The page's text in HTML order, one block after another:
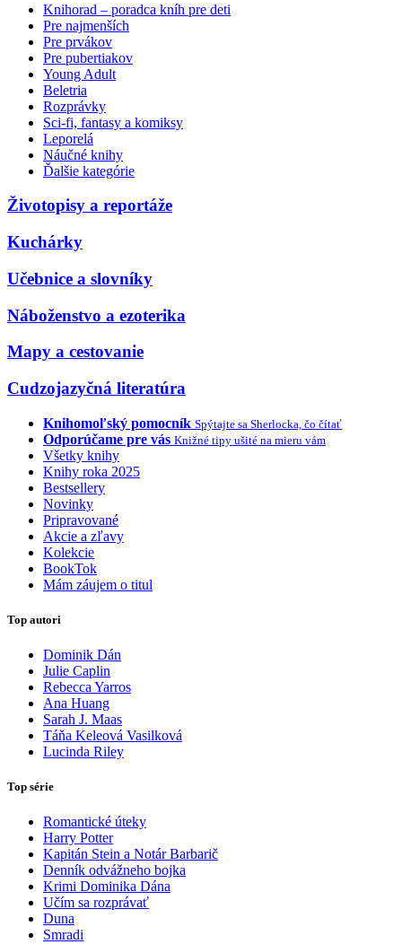
Knihorad – poradca kníh pre deti
Pre najmenších
Pre prvákov
Pre pubertiakov
Young Adult
Beletria
Rozprávky
Sci-fi, fantasy a komiksy
Leporelá
Náučné knihy
Ďalšie kategórie
Životopisy a reportáže
Kuchárky
Učebnice a slovníky
Náboženstvo a ezoterika
Mapy a cestovanie
Cudzojazyčná literatúra
Knihomoľský pomocník Spýtajte sa Sherlocka, čo čítať
Odporúčame pre vás Knižné tipy ušité na mieru vám
Všetky knihy
Knihy roka 2025
Bestsellery
Novinky
Pripravované
Akcie a zľavy
Kolekcie
BookTok
Mám záujem o titul
Top autori
Dominik Dán
Julie Caplin
Rebecca Yarros
Ana Huang
Sarah J. Maas
Táňa Keleová Vasilková
Lucinda Riley
Top série
Romantické úteky
Harry Potter
Kapitán Stein a Notár Barbarič
Denník odvážneho bojka
Krimi Dominika Dána
Učím sa rozprávať
Duna
Smradi